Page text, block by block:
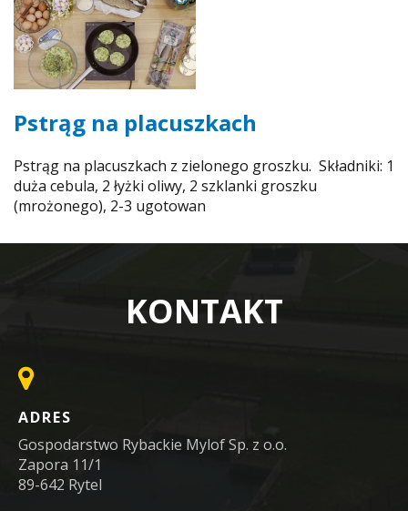
Pstrąg na placuszkach
Pstrąg na placuszkach z zielonego groszku. Składniki: 1
duża cebula, 2 łyżki oliwy, 2 szklanki groszku
(mrożonego), 2-3 ugotowan
KONTAKT
ADRES
Gospodarstwo Rybackie Mylof Sp. z o.o.
Zapora 11/1
89-642 Rytel